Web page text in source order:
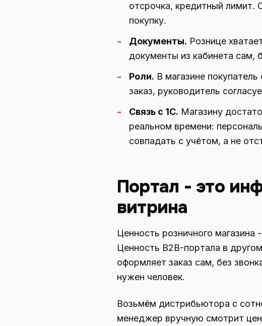
отсрочка, кредитный лимит.
покупку.
→ Документы. Рознице
документы из кабинета сам,
→ Роли. В магазине
заказ, руководитель
→ Связь с 1С. Магазину
реальном времени:
совпадать с учётом, а не
Портал - это
витрина
Ценность розничного магазина
Ценность B2B-портала в
оформляет заказ сам, без
нужен человек.
Возьмём дистрибьютора с
менеджер вручную смотрит